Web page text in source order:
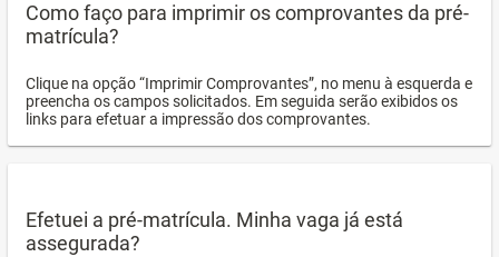
Como faço para imprimir os comprovantes da pré-
matrícula?
Clique na opção “Imprimir Comprovantes”, no menu à esquerda e
preencha os campos solicitados. Em seguida serão exibidos os
links para efetuar a impressão dos comprovantes.
Efetuei a pré-matrícula. Minha vaga já está
assegurada?